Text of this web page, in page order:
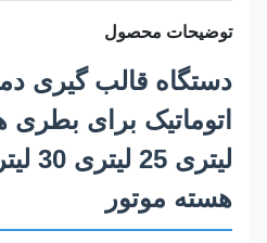
توضیحات محصول
هسته موتور